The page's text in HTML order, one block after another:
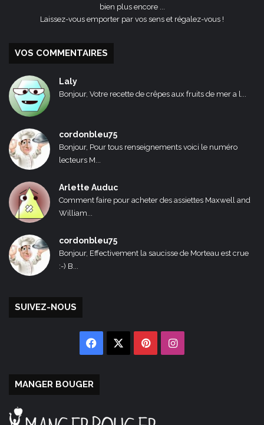
bien plus encore ...
Laissez-vous emporter par vos sens et régalez-vous !
VOS COMMENTAIRES
Laly
Bonjour, Votre recette de crêpes aux fruits de mer a l...
cordonbleu75
Bonjour, Pour tous renseignements voici le numéro
lecteurs M...
Arlette Auduc
Comment faire pour acheter des assiettes Maxwell and
William...
cordonbleu75
Bonjour, Effectivement la saucisse de Morteau est crue
:-) B...
SUIVEZ-NOUS
Facebook PinterestInstagram
MANGER BOUGER